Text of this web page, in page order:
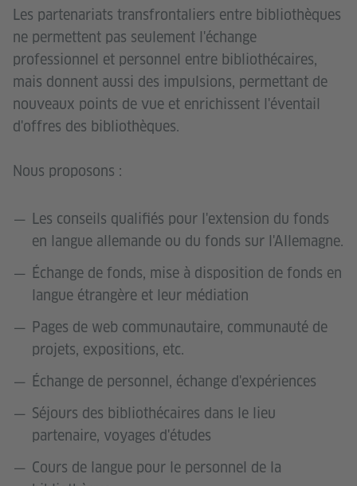
Les partenariats transfrontaliers entre bibliothèques
ne permettent pas seulement l'échange
professionnel et personnel entre bibliothécaires,
mais donnent aussi des impulsions, permettant de
nouveaux points de vue et enrichissent l'éventail
d'offres des bibliothèques.
Nous proposons :
Les conseils qualifiés pour l'extension du fonds
en langue allemande ou du fonds sur l'Allemagne.
Échange de fonds, mise à disposition de fonds en
langue étrangère et leur médiation
Pages de web communautaire, communauté de
projets, expositions, etc.
Échange de personnel, échange d'expériences
Séjours des bibliothécaires dans le lieu
partenaire, voyages d'études
Cours de langue pour le personnel de la